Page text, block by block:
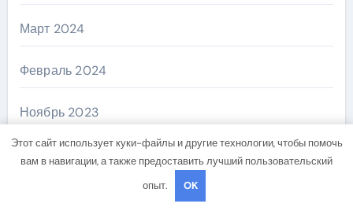
Март 2024
Февраль 2024
Ноябрь 2023
Январь 2023
Этот сайт использует куки-файлы и другие технологии, чтобы помочь
вам в навигации, а также предоставить лучший пользовательский
опыт.
OK